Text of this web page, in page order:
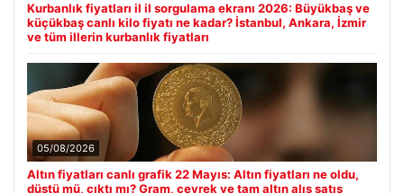
Kurbanlık fiyatları il il sorgulama ekranı 2026: Büyükbaş ve
küçükbaş canlı kilo fiyatı ne kadar? İstanbul, Ankara, İzmir
ve tüm illerin kurbanlık fiyatları
05/08/2026
Altın fiyatları canlı grafik 22 Mayıs: Altın fiyatları ne oldu,
düştü mü, çıktı mı? Gram, çeyrek ve tam altın alış satış